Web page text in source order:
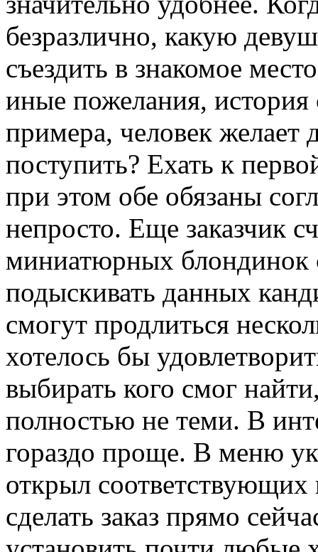
безразлично, какую
съездить в знакомое
иные пожелания, история
примера, человек желает
поступить? Ехать к
при этом обе обязаны
непросто. Еще заказчик
миниатюрных блондинок
подыскивать данных
смогут продлиться
хотелось бы
выбирать кого смог
полностью не теми. В
гораздо проще. В меню
открыл соответствующих
сделать заказ прямо